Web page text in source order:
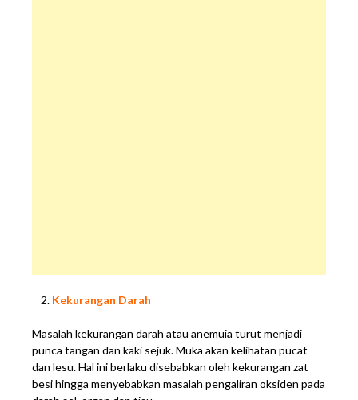
Kekurangan Darah
Masalah kekurangan darah atau anemuia turut menjadi
punca tangan dan kaki sejuk. Muka akan kelihatan pucat
dan lesu. Hal ini berlaku disebabkan oleh kekurangan zat
besi hingga menyebabkan masalah pengaliran oksiden pada